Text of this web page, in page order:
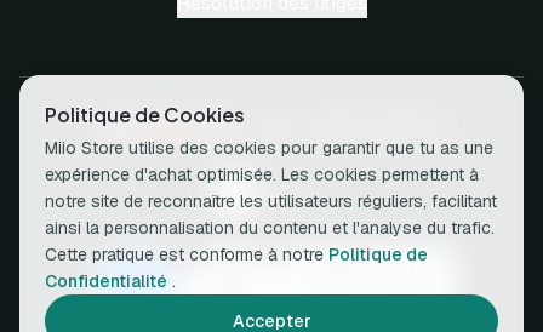
Politique de Cookies
Miio Store utilise des cookies pour garantir que tu as une
expérience d'achat optimisée. Les cookies permettent à
notre site de reconnaître les utilisateurs réguliers, facilitant
ainsi la personnalisation du contenu et l'analyse du trafic.
Cette pratique est conforme à notre Politique de
Confidentialité .
Accepter